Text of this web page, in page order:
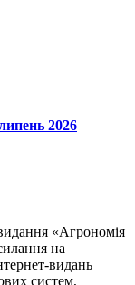
2026
«Агрономія
на
видань
систем,